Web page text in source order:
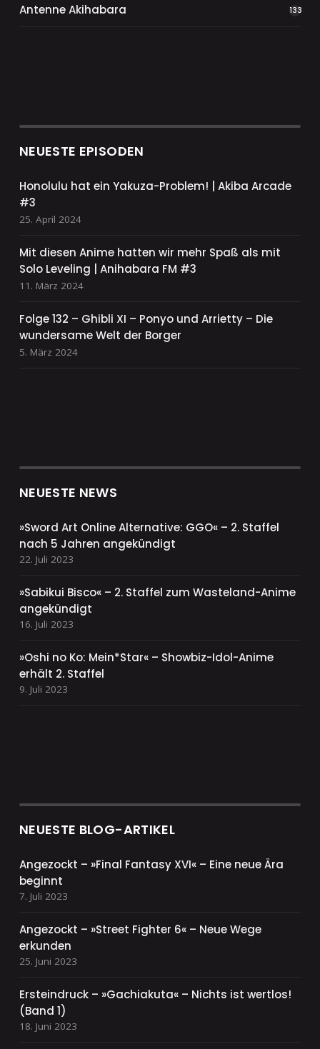
Antenne Akihabara 133
NEUESTE EPISODEN
Honolulu hat ein Yakuza-Problem! | Akiba Arcade
#3
25. April 2024
Mit diesen Anime hatten wir mehr Spaß als mit
Solo Leveling | Anihabara FM #3
11. März 2024
Folge 132 – Ghibli XI – Ponyo und Arrietty – Die
wundersame Welt der Borger
5. März 2024
NEUESTE NEWS
»Sword Art Online Alternative: GGO« – 2. Staffel
nach 5 Jahren angekündigt
22. Juli 2023
»Sabikui Bisco« – 2. Staffel zum Wasteland-Anime
angekündigt
16. Juli 2023
»Oshi no Ko: Mein*Star« – Showbiz-Idol-Anime
erhält 2. Staffel
9. Juli 2023
NEUESTE BLOG-ARTIKEL
Angezockt – »Final Fantasy XVI« – Eine neue Ära
beginnt
7. Juli 2023
Angezockt – »Street Fighter 6« – Neue Wege
erkunden
25. Juni 2023
Ersteindruck – »Gachiakuta« – Nichts ist wertlos!
(Band 1)
18. Juni 2023